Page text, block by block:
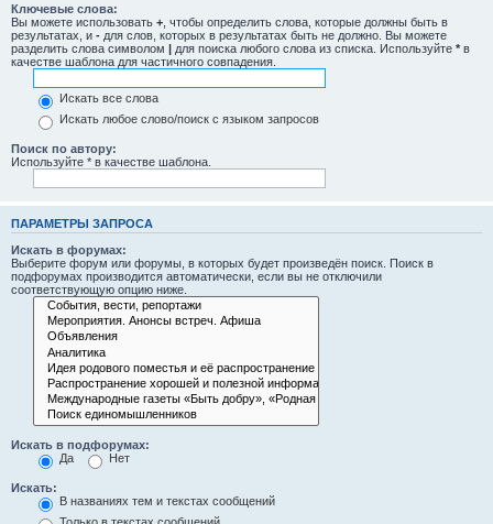
Ключевые слова:
Вы можете использовать + , чтобы определить слова, которые должны быть в
результатах, и - для слов, которых в результатах быть не должно. Вы можете
разделить слова символом | для поиска любого слова из списка. Используйте * в
качестве шаблона для частичного совпадения.
Искать все слова
Искать любое слово/поиск с языком запросов
Поиск по автору:
Используйте * в качестве шаблона.
ПАРАМЕТРЫ ЗАПРОСА
Искать в форумах:
Выберите форум или форумы, в которых будет произведён поиск. Поиск в
подфорумах производится автоматически, если вы не отключили
соответствующую опцию ниже.
Искать в подфорумах:
Да
Нет
Искать:
В названиях тем и текстах сообщений